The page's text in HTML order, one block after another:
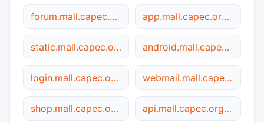
forum.mall.capec.org.cn app.mall.capec.org.cn
static.mall.capec.org.cn android.mall.capec.org.cn
login.mall.capec.org.cn webmail.mall.capec.org.cn
shop.mall.capec.org.cn api.mall.capec.org.cn